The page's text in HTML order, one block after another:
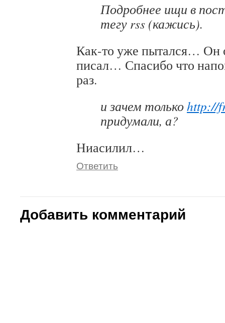
Подробнее ищи в
тегу rss (кажись).
Как-то уже пытался… Он
писал… Спасибо что
раз.
и зачем толькоhttp://
придумали, а?
Ниасилил…
Ответить
Добавить комментарий